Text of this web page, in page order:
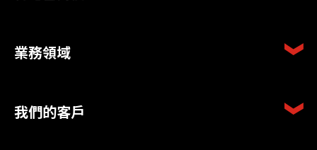
業務領域
我們的客戶